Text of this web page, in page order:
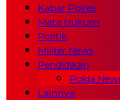
Kabar Polres
Mata Hukum
Politik
Militer News
Pendidikan
Polda
Lainnya